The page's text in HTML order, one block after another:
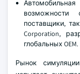
поставщики,
Corporation,
глобальных OEM.
Рынок